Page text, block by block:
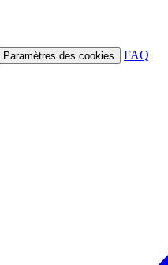
Paramètres des cookies FAQ